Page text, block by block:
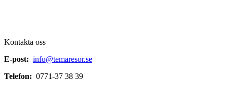
Kontakta oss
E-post: info@temaresor.se
Telefon: 0771-37 38 39